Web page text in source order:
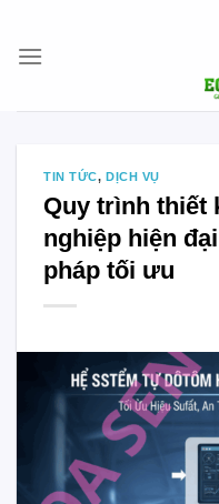
content
TIN TỨC,DỊCH VỤ
Quy trình thiết
nghiệp hiện
pháp tối ưu